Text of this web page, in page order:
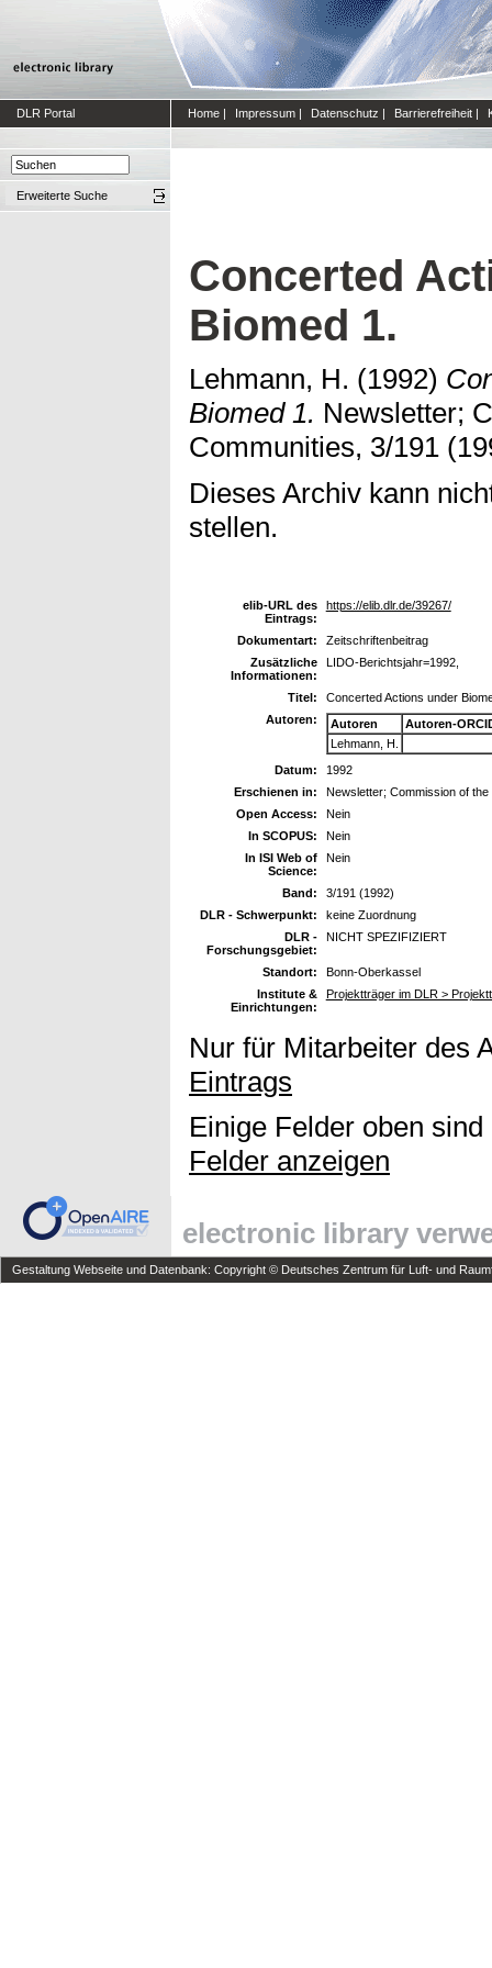
DLR Portal Home | Impressum | Datenschutz | Barrierefreiheit |
Erweiterte Suche
Concerted
Biomed 1.
Lehmann, H. (1992)
Biomed 1. Newsletter;
Communities, 3/191
Dieses Archiv kann
stellen.
elib-URL des
Eintrags:
https://elib.dlr.de/39267/
Dokumentart:
Zeitschriftenbeitrag
Zusätzliche
Informationen:
LIDO-Berichtsjahr=1992,
Titel:
Concerted Actions under
Autoren:
Autoren
Autoren-
Lehmann, H.
Datum:
1992
Erschienen in:
Newsletter; Commission of
Open Access:
Nein
In SCOPUS:
Nein
In ISI Web of
Science:
Nein
Band:
3/191 (1992)
DLR - Schwerpunkt:
keine Zuordnung
DLR -
Forschungsgebiet:
NICHT SPEZIFIZIERT
Standort:
Bonn-Oberkassel
Institute &
Einrichtungen:
Projektträger im DLR >
Nur für Mitarbeiter des
Eintrags
Einige Felder oben
Felder anzeigen
electronic library
Gestaltung Webseite und Datenbank: Copyright © Deutsches Zentrum für Luft- und